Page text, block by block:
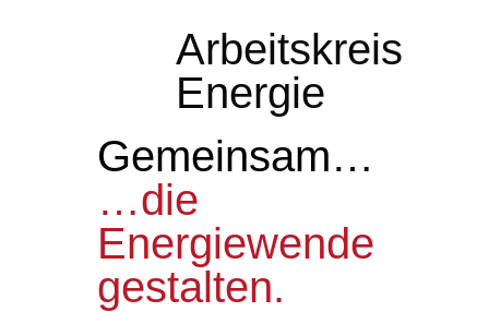
Arbeitskreis
Energie
Gemeinsam…
…die
Energiewende
gestalten.